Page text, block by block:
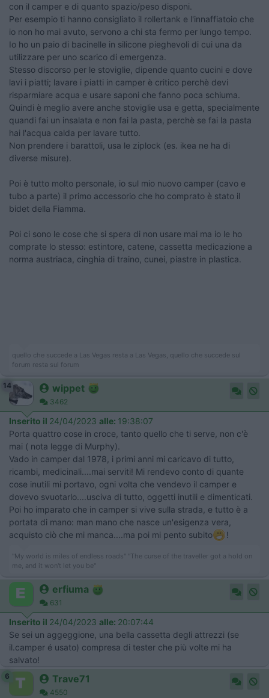
con il camper e di quanto spazio/peso disponi.
Per esempio ti hanno consigliato il rollertank e l'innaffiatoio che
io non ho mai avuto, servono a chi sta fermo per lungo tempo.
Io ho un paio di bacinelle in silicone pieghevoli di cui una da
utilizzare per uno scarico di emergenza.
Stesso discorso per le stoviglie, dipende quanto cucini e dove
lavi i piatti; lavare i piatti in camper è critico perchè devi
risparmiare acqua e usare saponi che fanno poca schiuma.
Quindi è meglio avere anche stoviglie usa e getta, specialmente
quandi fai un insalata e non fai la pasta, perchè se fai la pasta
hai l'acqua calda per lavare tutto.
Non prendere i barattoli, usa le ziplock (es. ikea ne ha di
diverse misure).
Poi è tutto molto personale, io sul mio nuovo camper (cavo e
tubo a parte) il primo accessorio che ho comprato è stato il
bidet della Fiamma.
Poi ci sono le cose che si spera di non usare mai ma io le ho
comprate lo stesso: estintore, catene, cassetta medicazione a
norma austriaca, cinghia di traino, cunei, piastre in plastica.
quello che succede a Las Vegas resta a Las Vegas, quello che succede sul
forum resta sul forum
14 wippet
3462
Inserito il 24/04/2023 alle: 19:38:07
Porta quattro cose in croce, tanto quello che ti serve, non c'è
mai ( nota legge di Murphy).
Vado in camper dal 1978, i primi anni mi caricavo di tutto,
ricambi, medicinali....mai serviti! Mi rendevo conto di quante
cose inutili mi portavo, ogni volta che vendevo il camper e
dovevo svuotarlo....usciva di tutto, oggetti inutili e dimenticati.
Poi ho imparato che in camper si vive sulla strada, e tutto è a
portata di mano: man mano che nasce un'esigenza vera,
acquisto ciò che mi manca....ma poi mi pento subito
!
"My world is miles of endless roads" "The curse of the traveller got a hold on
me, and it won't let you be"
erfiuma
631
Inserito il 24/04/2023 alle: 20:07:44
Se sei un aggeggione, una bella cassetta degli attrezzi (se
il.camper é usato) compresa di tester che più volte mi ha
salvato!
6 Trave71
4550